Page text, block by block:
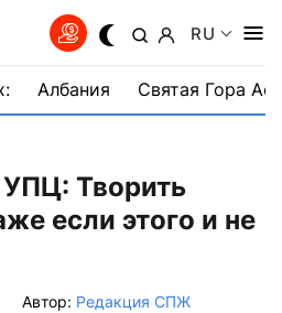
RU
Албания Святая Гора
Творить
если этого и не
Автор: Редакция СПЖ